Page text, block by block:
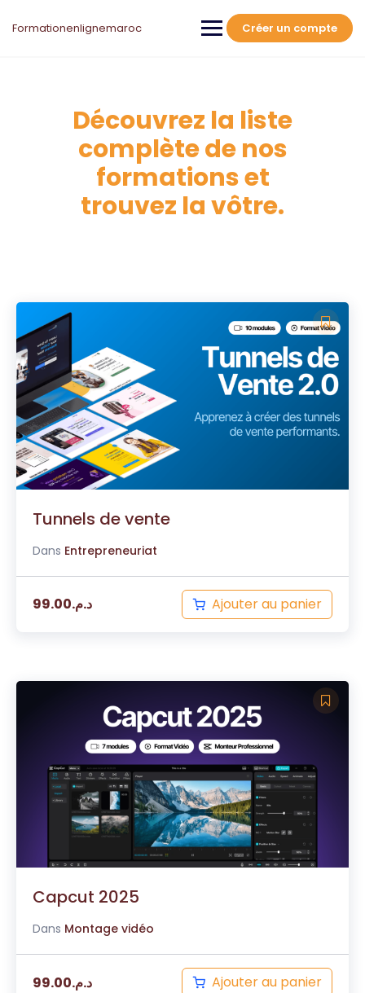
Formationenlignemaroc Créer un compte
Découvrez la liste
complète de nos
formations et
trouvez la vôtre.
Tunnels de vente
Dans Entrepreneuriat
د.م.99.00 Ajouter au panier
Capcut 2025
Dans Montage vidéo
د.م.99.00 Ajouter au panier